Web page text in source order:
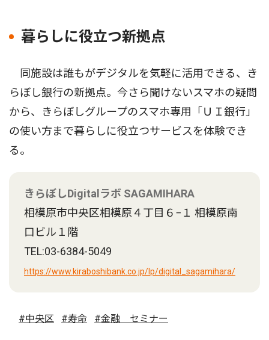
暮らしに役立つ新拠点
同施設は誰もがデジタルを気軽に活用できる、き
らぼし銀行の新拠点。今さら聞けないスマホの疑問
から、きらぼしグループのスマホ専用「ＵＩ銀行」
の使い方まで暮らしに役立つサービスを体験でき
る。
きらぼしDigitalラボ SAGAMIHARA
相模原市中央区相模原４丁目６−１ 相模原南
口ビル１階
TEL:03-6384-5049
https://www.kiraboshibank.co.jp/lp/digital_sagamihara/
#中央区 #寿命 #金融 セミナー